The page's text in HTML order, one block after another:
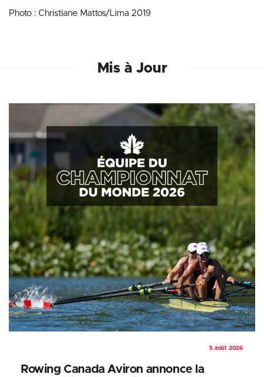
Photo : Christiane Mattos/Lima 2019
Mis à Jour
5 août 2026
Rowing Canada Aviron annonce la